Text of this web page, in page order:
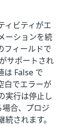
ィビティがエ
ーションを続
フィールドで
サポートされ
は False で
白でエラーが
実行は停止し
合、プロジ
されます。